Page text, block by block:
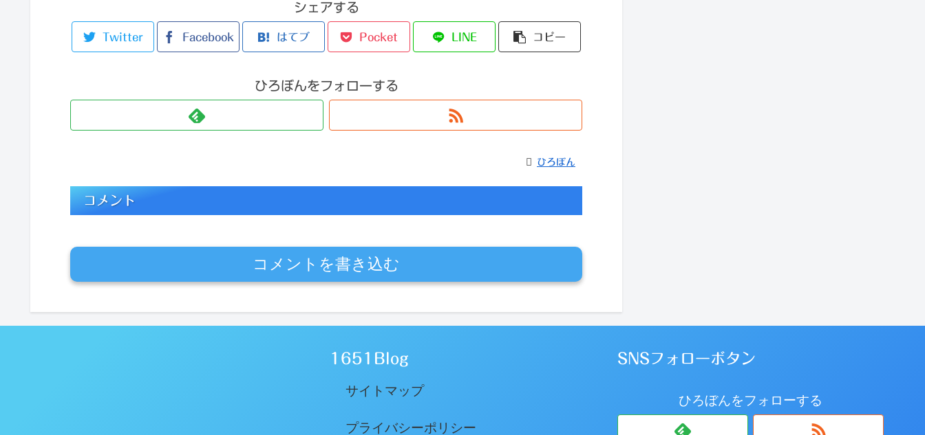
シェアする
Twitter Facebook はてブ Pocket LINE コピー
ひろぼんをフォローする
ひろぼん
コメント
コメントを書き込む
1651Blog
サイトマップ
プライバシーポリシー
SNSフォローボタン
ひろぼんをフォローする